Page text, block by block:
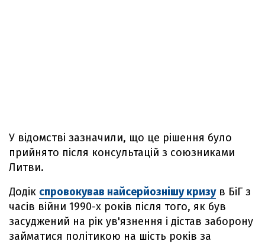
У відомстві зазначили, що це рішення було
прийнято після консультацій з союзниками
Литви.
Додік спровокував найсерйознішу кризув БіГ з
часів війни 1990-х років після того, як був
засуджений на рік ув'язнення і дістав заборону
займатися політикою на шість років за